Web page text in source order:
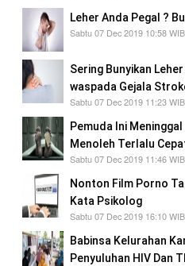
Leher Anda Pegal ?
Sabtu 07 Dec 2019 10:58 WIB
Sering Bunyikan
waspada Gejala
Sabtu 07 Dec 2019 11:23 WIB
Pemuda Ini
Menoleh Terlalu
Sabtu 07 Dec 2019 11:46 WIB
Nonton Film Porno
Kata Psikolog
Sabtu 07 Dec 2019 16:10 WIB
Babinsa Kelurahan
Penyuluhan HIV Dan